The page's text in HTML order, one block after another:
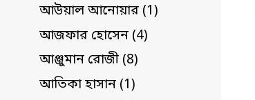
আউয়াল আনোয়ার (1)
আজফার হোসেন (4)
আঞ্জুমান রোজী (8)
আতিকা হাসান (1)